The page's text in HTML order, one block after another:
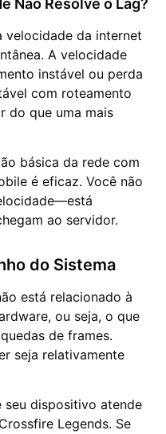
Não Resolve o Lag?
velocidade da internet
A velocidade
instável ou perda
com roteamento
do que uma mais
básica da rede com
é eficaz. Você não
ao servidor.
do Sistema
está relacionado à
ou seja, o que
de frames.
seja relativamente
dispositivo atende
Legends. Se